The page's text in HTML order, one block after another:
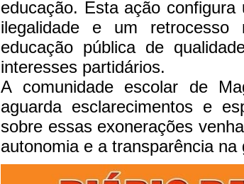
educação. Esta ação
ilegalidade e um
educação pública de
interesses partidários.
A comunidade escolar de
aguarda esclarecimentos e
sobre essas exonerações
autonomia e a transparência na